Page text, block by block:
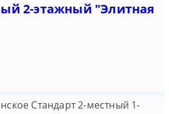
2-этажный "Элитная